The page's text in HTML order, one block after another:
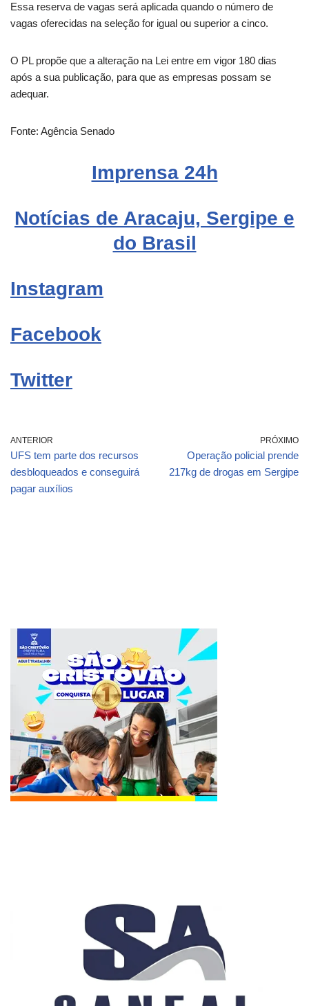
Essa reserva de vagas será aplicada quando o número de
vagas oferecidas na seleção for igual ou superior a cinco.
O PL propõe que a alteração na Lei entre em vigor 180 dias
após a sua publicação, para que as empresas possam se
adequar.
Fonte: Agência Senado
Imprensa 24h
Notícias de Aracaju, Sergipe e
do Brasil
Instagram
Facebook
Twitter
ANTERIOR
UFS tem parte dos recursos
desbloqueados e conseguirá
pagar auxílios
PRÓXIMO
Operação policial prende
217kg de drogas em Sergipe